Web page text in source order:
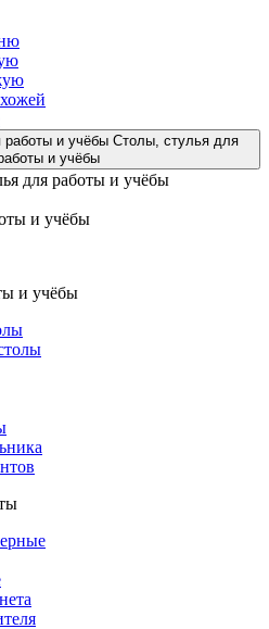
Столы, стулья для
и учёбы
и учёбы
и учёбы